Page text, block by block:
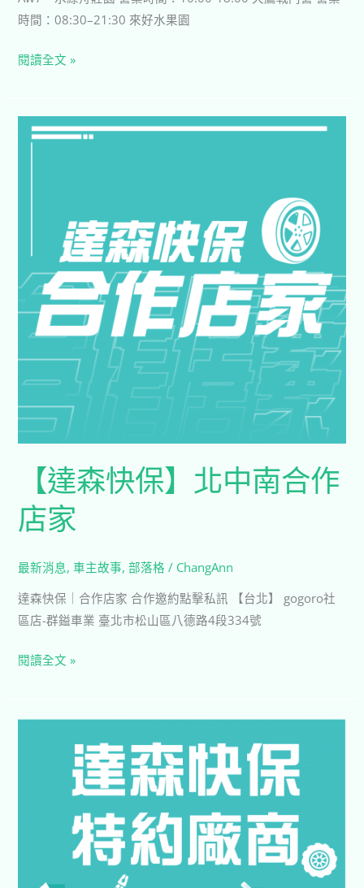
時間：08:30–21:30 來好水果園
保
閱讀全文 »
【達森快保】北中南合作
店家
最新消息,車主故事,部落格 / ChangAnn
達森快保｜合作店家 合作邀約點擊私訊 【台北】 gogoro社
區店-群鎰車業 臺北市松山區八德路4段334號
【達
合
閱讀全文 »